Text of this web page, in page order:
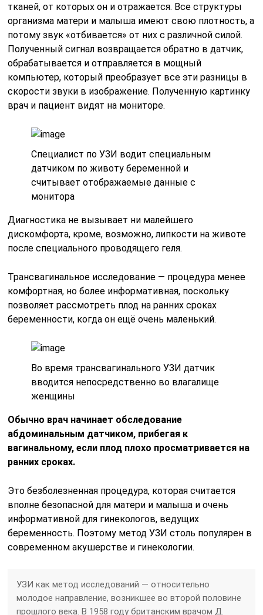
тканей, от которых он и отражается. Все структуры
организма матери и малыша имеют свою плотность, а
потому звук «отбивается» от них с различной силой.
Полученный сигнал возвращается обратно в датчик,
обрабатывается и отправляется в мощный
компьютер, который преобразует все эти разницы в
скорости звуки в изображение. Полученную картинку
врач и пациент видят на мониторе.
Специалист по УЗИ водит специальным
датчиком по животу беременной и
считывает отображаемые данные с
монитора
Диагностика не вызывает ни малейшего
дискомфорта, кроме, возможно, липкости на животе
после специального проводящего геля.
Трансвагинальное исследование — процедура менее
комфортная, но более информативная, поскольку
позволяет рассмотреть плод на ранних сроках
беременности, когда он ещё очень маленький.
Во время трансвагинального УЗИ датчик
вводится непосредственно во влагалище
женщины
Обычно врач начинает обследование
абдоминальным датчиком, прибегая к
вагинальному, если плод плохо просматривается на
ранних сроках.
Это безболезненная процедура, которая считается
вполне безопасной для матери и малыша и очень
информативной для гинекологов, ведущих
беременность. Поэтому метод УЗИ столь популярен в
современном акушерстве и гинекологии.
УЗИ как метод исследований — относительно
молодое направление, возникшее во второй половине
прошлого века. В 1958 году британским врачом Д.